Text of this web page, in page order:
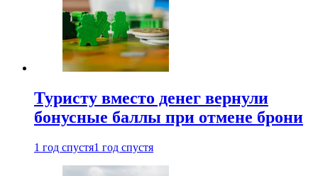
Туристу вместо денег вернули
бонусные баллы при отмене брони
1 год спустя1 год спустя